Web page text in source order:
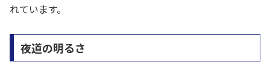
れています。
夜道の明るさ